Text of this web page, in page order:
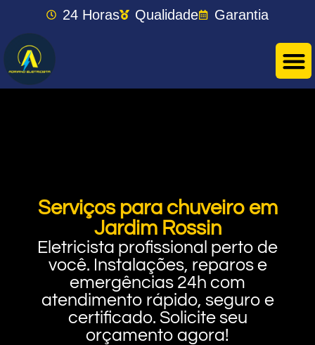
24 Horas Qualidade Garantia
Serviços para chuveiro em
Jardim Rossin
Eletricista profissional perto de
você. Instalações, reparos e
emergências 24h com
atendimento rápido, seguro e
certificado. Solicite seu
orçamento agora!